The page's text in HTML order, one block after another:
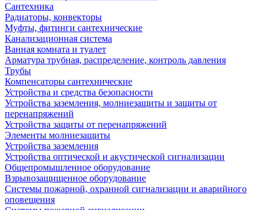
Сантехника
Радиаторы, конвекторы
Муфты, фитинги сантехнические
Канализационная система
Ванная комната и туалет
Арматура трубная, распределение, контроль давления
Трубы
Компенсаторы сантехнические
Устройства и средства безопасности
Устройства заземления, молниезащиты и защиты от
перенапряжений
Устройства защиты от перенапряжений
Элементы молниезащиты
Устройства заземления
Устройства оптической и акустической сигнализации
Общепромышленное оборудование
Взрывозащищенное оборудование
Системы пожарной, охранной сигнализации и аварийного
оповещения